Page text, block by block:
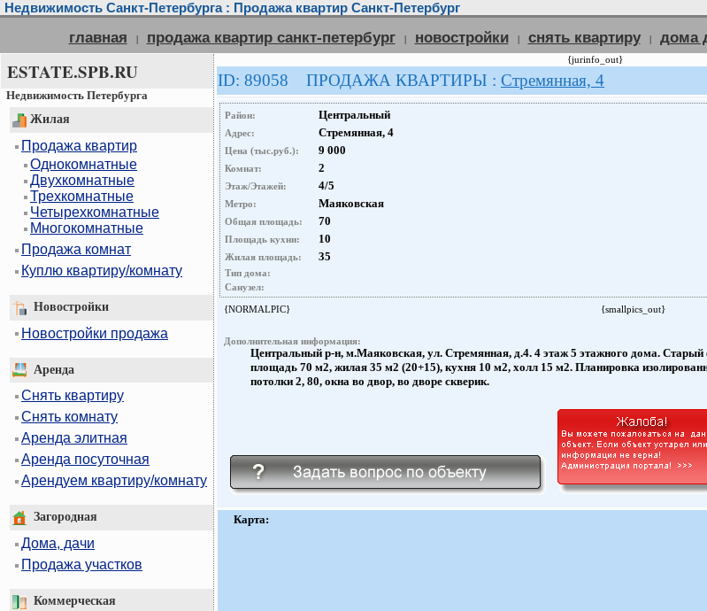
Недвижимость Санкт-Петербурга : Продажа квартир Санкт-Петербург
главная | продажа квартир санкт-петербург | новостройки | снять квартиру | дома
ESTATE.SPB.RU
Недвижимость Петербурга
Жилая
Продажа квартир
Однокомнатные
Двухкомнатные
Трехкомнатные
Четырехкомнатные
Многокомнатные
Продажа комнат
Куплю квартиру/комнату
Новостройки
Новостройки продажа
Аренда
Снять квартиру
Снять комнату
Аренда элитная
Аренда посуточная
Арендуем квартиру/комнату
Загородная
Дома, дачи
Продажа участков
Коммерческая
{jurinfo_out}
ID: 89058 ПРОДАЖА КВАРТИРЫ : Стремянная, 4
Район: Центральный
Адрес: Стремянная, 4
Цена (тыс.руб.): 9 000
Комнат: 2
Этаж/Этажей: 4/5
Метро: Маяковская
Общая площадь: 70
Площадь кухни: 10
Жилая площадь: 35
Тип дома:
Санузел:
{NORMALPIC} {smallpics_out}
Дополнительная информация:
Центральный р-н, м.Маяковская, ул. Стремянная, д.4. 4 этаж 5 этажного дома.
площадь 70 м2, жилая 35 м2 (20+15), кухня 10 м2, холл 15 м2. Планировка
потолки 2, 80, окна во двор, во дворе скверик.
Карта: